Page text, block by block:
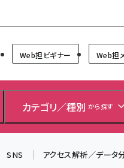
Forum
Web担ビギナー Web担
カテゴリ／種別 から探す
SNS アクセス解析／データ
生成AIをマーケティング
るセミナーイベント「生
2026」開催！
▼申し込みはこちらから